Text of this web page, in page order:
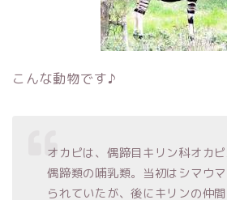
こんな動物です♪
オカピは、偶蹄目キリン科オカ
偶蹄類の哺乳類。当初はシマウ
られていたが、後にキリンの仲